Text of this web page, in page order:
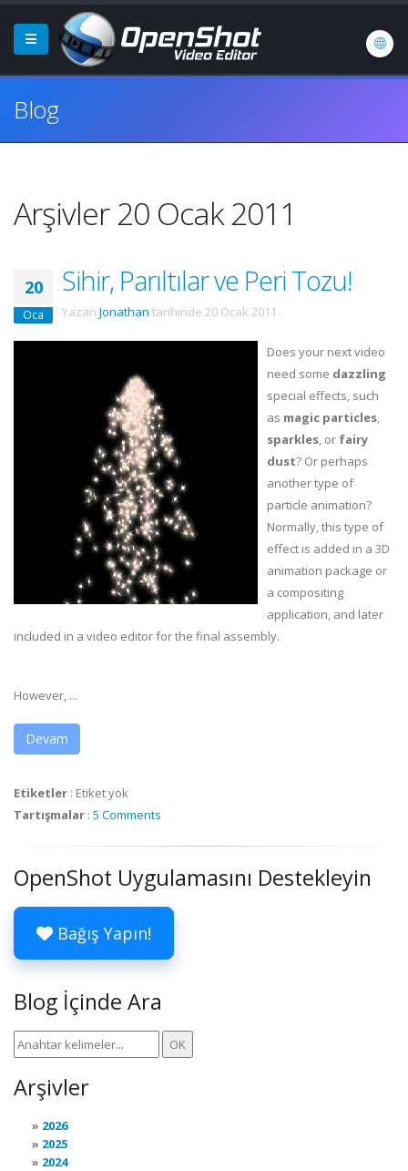
Blog
Arşivler 20 Ocak 2011
20
Oca
Sihir, Parıltılar ve Peri Tozu!
Yazan Jonathan tarihinde 20 Ocak 2011 .
Does your next video
need some dazzling
special effects, such
as magic particles,
sparkles, or fairy
dust? Or perhaps
another type of
particle animation?
Normally, this type of
effect is added in a 3D
animation package or
a compositing
application, and later
included in a video editor for the final assembly.
However, ...
Devam
Etiketler : Etiket yok
Tartışmalar : 5 Comments
OpenShot Uygulamasını Destekleyin
Bağış Yapın!
Blog İçinde Ara
Arşivler
2026
2025
2024